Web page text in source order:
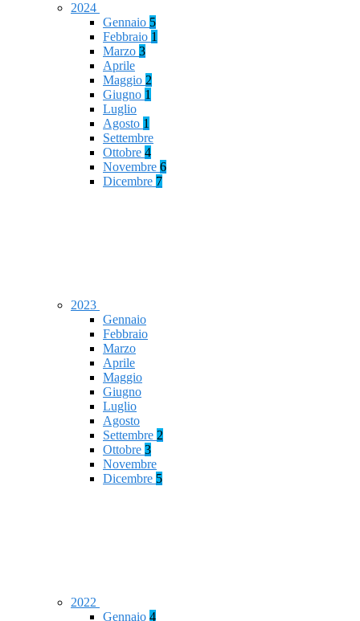
2024
Gennaio 5
Febbraio 1
Marzo 3
Aprile
Maggio 2
Giugno 1
Luglio
Agosto 1
Settembre
Ottobre 4
Novembre 6
Dicembre 7
2023
Gennaio
Febbraio
Marzo
Aprile
Maggio
Giugno
Luglio
Agosto
Settembre 2
Ottobre 3
Novembre
Dicembre 5
2022
Gennaio 4